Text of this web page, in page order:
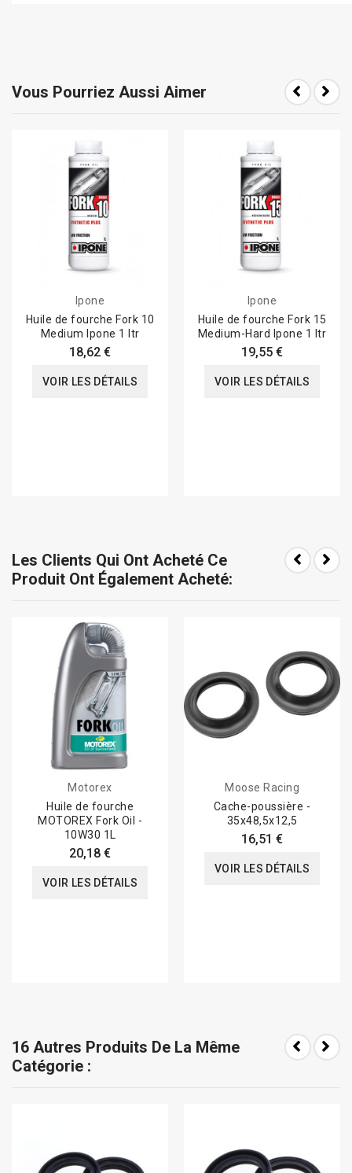
Vous Pourriez Aussi Aimer
Ipone
Huile de fourche Fork 10
Medium Ipone 1 ltr
18,62 €
VOIR LES DÉTAILS
Ipone
Huile de fourche Fork 15
Medium-Hard Ipone 1 ltr
19,55 €
VOIR LES DÉTAILS
Les Clients Qui Ont Acheté Ce
Produit Ont Également Acheté:
Motorex
Huile de fourche
MOTOREX Fork Oil -
10W30 1L
20,18 €
VOIR LES DÉTAILS
Moose Racing
Cache-poussière -
35x48,5x12,5
16,51 €
VOIR LES DÉTAILS
16 Autres Produits De La Même
Catégorie :